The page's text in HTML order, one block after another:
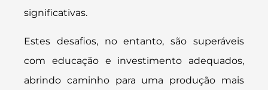
significativas.
Estes desafios, no entanto, são superáveis
com educação e investimento adequados,
abrindo caminho para uma produção mais